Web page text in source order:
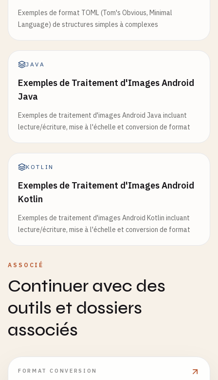
Exemples de format TOML (Tom's Obvious, Minimal
Language) de structures simples à complexes
JAVA
Exemples de Traitement d'Images Android
Java
Exemples de traitement d'images Android Java incluant
lecture/écriture, mise à l'échelle et conversion de format
KOTLIN
Exemples de Traitement d'Images Android
Kotlin
Exemples de traitement d'images Android Kotlin incluant
lecture/écriture, mise à l'échelle et conversion de format
ASSOCIÉ
Continuer avec des
outils et dossiers
associés
FORMAT CONVERSION